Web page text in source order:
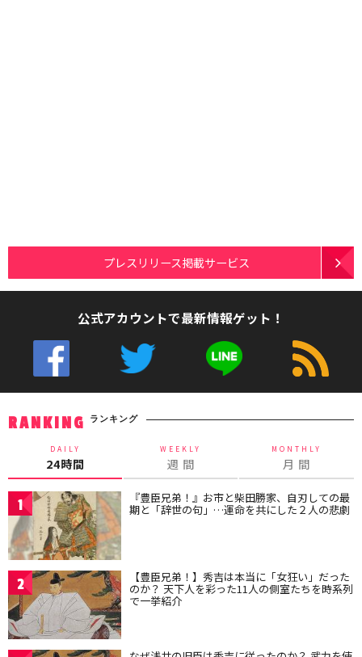
プレスリリース掲載サービス
公式アカウントで最新情報ゲット！
RANKING ランキング
DAILY
24時間
WEEKLY
週 間
MONTHLY
月 間
1 『豊臣兄弟！』お市と柴田勝家、自刃しての最
期と「辞世の句」…運命を共にした２人の悲劇
2 【豊臣兄弟！】秀吉は本当に「女狂い」だった
のか？ 天下人を彩った11人の側室たちを時系列
で一挙紹介